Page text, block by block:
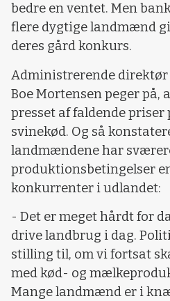
bedre en ventet. Men
flere dygtige landmænd
deres gård konkurs.
Administrerende direktør
Boe Mortensen peger på,
presset af faldende priser
svinekød. Og så
landmændene har
produktionsbetingelser
konkurrenter i udlandet:
- Det er meget hårdt for
drive landbrug i dag.
stilling til, om vi fortsat
med kød- og
Mange landmænd er i